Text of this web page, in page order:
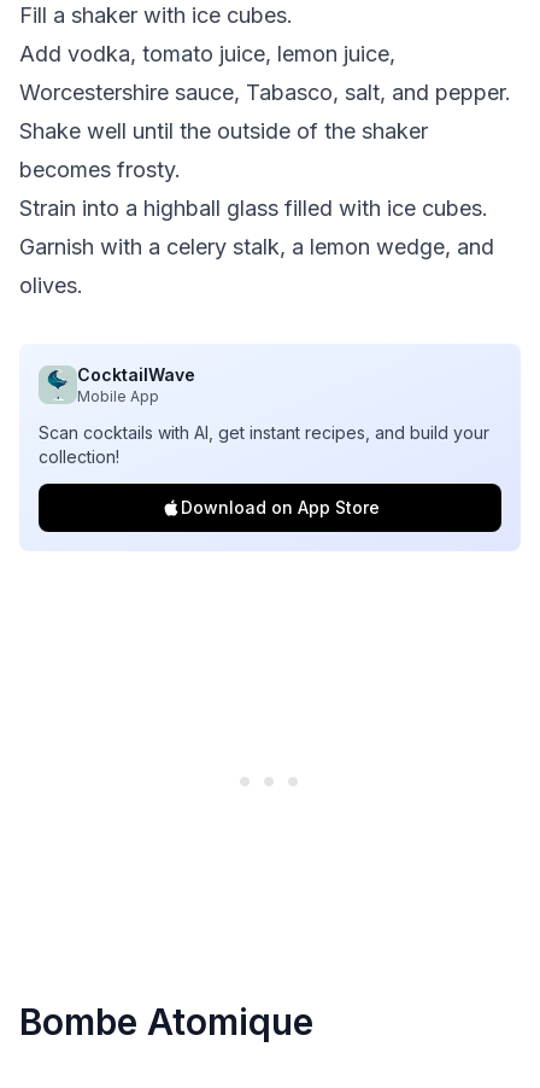
Fill a shaker with ice cubes.
Add vodka, tomato juice, lemon juice,
Worcestershire sauce, Tabasco, salt, and pepper.
Shake well until the outside of the shaker
becomes frosty.
Strain into a highball glass filled with ice cubes.
Garnish with a celery stalk, a lemon wedge, and
olives.
CocktailWave
Mobile App
Scan cocktails with AI, get instant recipes, and build your
collection!
Download on App Store
Bombe Atomique